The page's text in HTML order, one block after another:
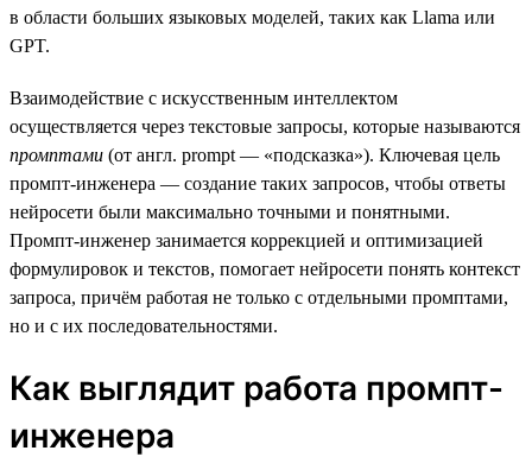
в области больших языковых моделей, таких как Llama или
GPT.
Взаимодействие с искусственным интеллектом
осуществляется через текстовые запросы, которые называются
промптами (от англ. prompt — «подсказка»). Ключевая цель
промпт-инженера — создание таких запросов, чтобы ответы
нейросети были максимально точными и понятными.
Промпт-инженер занимается коррекцией и оптимизацией
формулировок и текстов, помогает нейросети понять контекст
запроса, причём работая не только с отдельными промптами,
но и с их последовательностями.
Как выглядит работа промпт-
инженера